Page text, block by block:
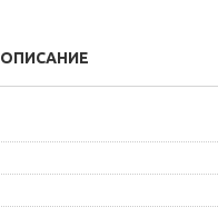
ОПИСАНИЕ